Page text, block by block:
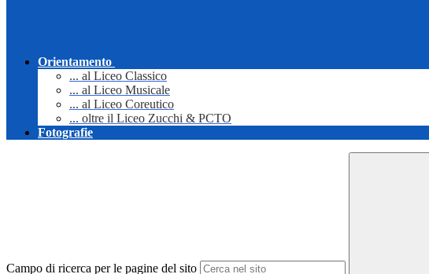
Orientamento
... al Liceo Classico
... al Liceo Musicale
... al Liceo Coreutico
... oltre il Liceo Zucchi & PCTO
Fotografie
Campo di ricerca per le pagine del sito